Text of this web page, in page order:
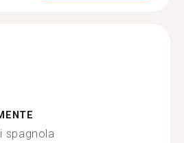
spagnola